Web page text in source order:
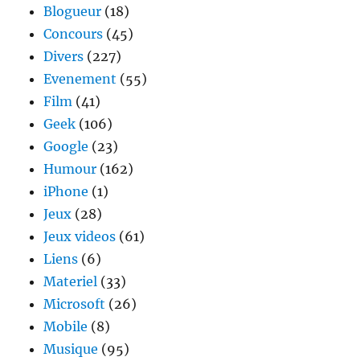
Blogueur (18)
Concours (45)
Divers (227)
Evenement (55)
Film (41)
Geek (106)
Google (23)
Humour (162)
iPhone (1)
Jeux (28)
Jeux videos (61)
Liens (6)
Materiel (33)
Microsoft (26)
Mobile (8)
Musique (95)